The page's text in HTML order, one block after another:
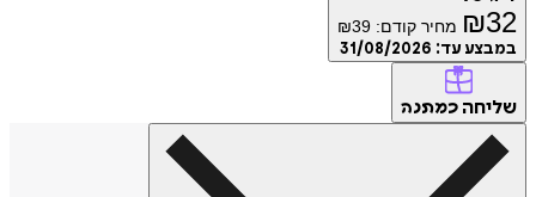
₪32 מחיר קודם: ₪39
במבצע עד: 31/08/2026
שליחה כמתנה